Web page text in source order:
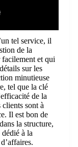
tel service, il
de la
et qui
sur les
minutieuse
tel que la clé
de la
sont à
Il est bon de
la structure,
à la